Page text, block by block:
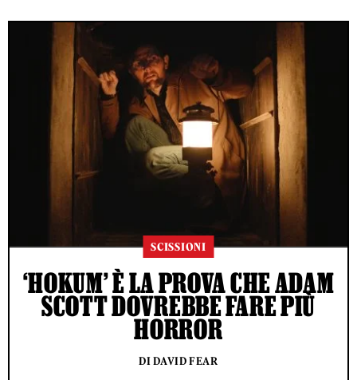
SCISSIONI
‘HOKUM’ È LA PROVA CHE ADAM
SCOTT DOVREBBE FARE PIÙ
HORROR
DI DAVID FEAR